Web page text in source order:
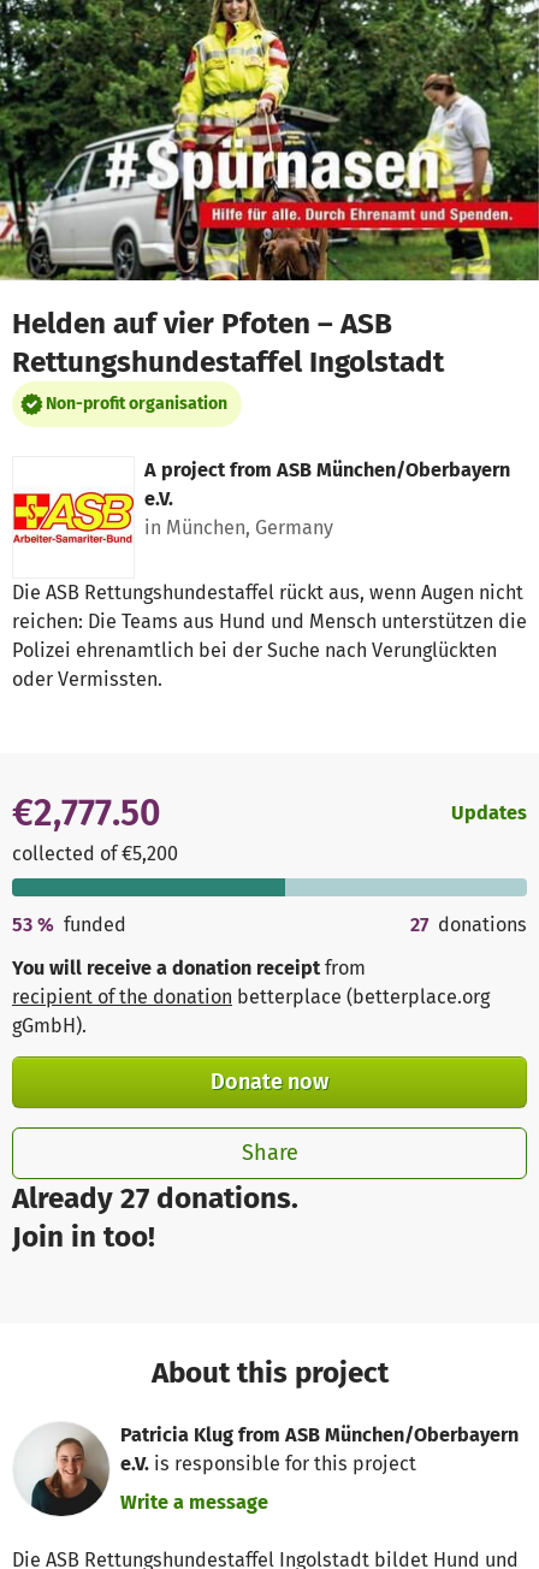
Skip to main content
Show accessibility statement
Helden auf vier Pfoten – ASB
Rettungshundestaffel Ingolstadt
Non-profit organisation
A project from ASB München/Oberbayern
e.V.
in München, Germany
Die ASB Rettungshundestaffel rückt aus, wenn Augen nicht
reichen: Die Teams aus Hund und Mensch unterstützen die
Polizei ehrenamtlich bei der Suche nach Verunglückten
oder Vermissten.
Already 27 donations.
Join in too!
€2,777.50
collected of €5,200
Updates
53 % funded 27 donations
You will receive a donation receipt from
recipient of the donation betterplace (betterplace.org
gGmbH).
Donate now
Share
About this project
Patricia Klug from ASB München/Oberbayern
e.V. is responsible for this project
Write a message
Die ASB Rettungshundestaffel Ingolstadt bildet Hund und